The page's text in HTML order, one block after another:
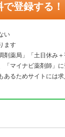
で登録する！
い
ます
剤薬局」「土日休み
「マイナビ薬剤師」
あるためサイトには